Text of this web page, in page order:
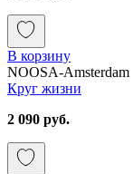
В корзину
NOOSA-Amsterdam
Круг жизни
2 090 руб.